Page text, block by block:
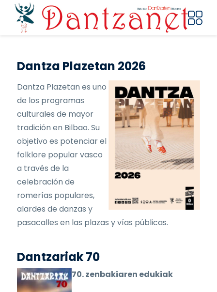
Pasar al contenido principal
Dantza Plazetan 2026
Dantza Plazetan es uno
de los programas
culturales de mayor
tradición en Bilbao. Su
objetivo es potenciar el
folklore popular vasco
a través de la
celebración de
romerías populares,
alardes de danzas y
pasacalles en las plazas y vías públicas.
Dantzariak 70
70. zenbakiaren edukiak